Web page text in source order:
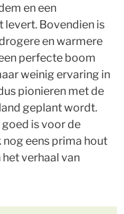
en een
Bovendien is
en warmere
perfecte boom
weinig ervaring in
pionieren met de
geplant wordt.
is voor de
eens prima hout
verhaal van